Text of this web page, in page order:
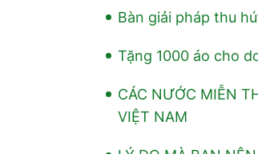
Bàn giải pháp thu
Tặng 1000 áo cho
CÁC NƯỚC MIỄN
VIỆT NAM